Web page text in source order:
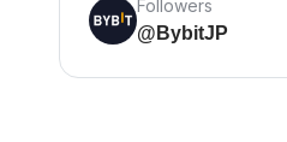
Followers
@BybitJP